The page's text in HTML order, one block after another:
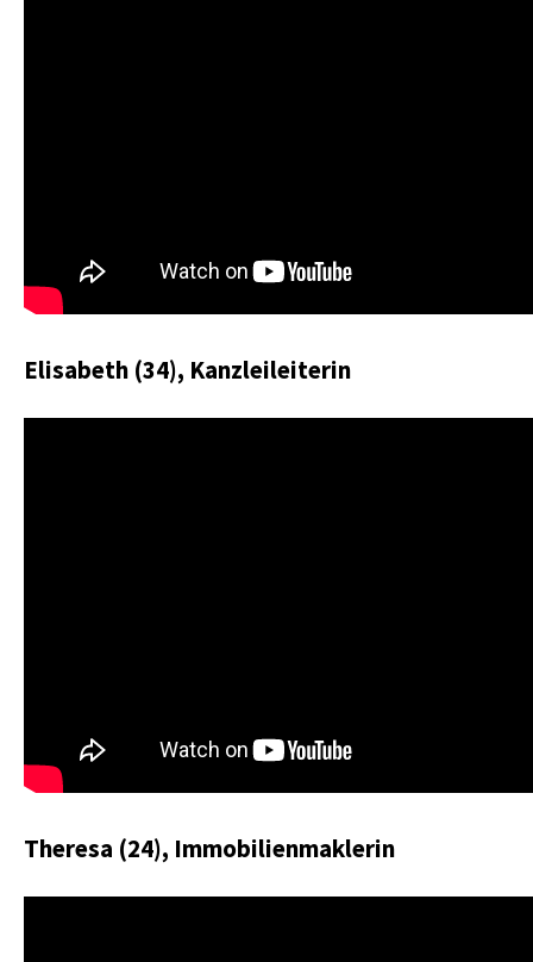
Elisabeth (34), Kanzleileiterin
Theresa (24), Immobilienmaklerin